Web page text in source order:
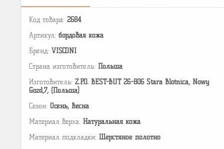
Код товара: 2684
Артикул: бордовая кожа
Бренд: VISCONI
Страна изготовитель: Польша
Изготовитель: Z.P.O. BEST-BUT 26-806 Stara Blotnica, Nowy
Gozd,7, (Польша)
Сезон: Осень, Весна
Материал верха: Натуральная кожа
Материал подкладки: Шерстяное полотно